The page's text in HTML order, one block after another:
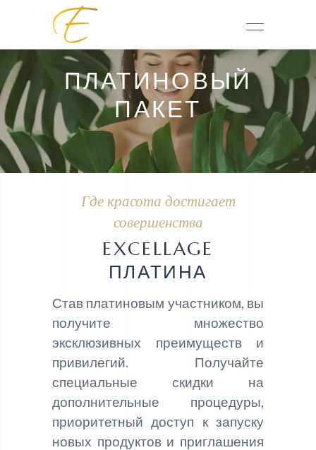
ПЛАТИНОВЫЙ
ПАКЕТ
Где красота достигает
совершенства
EXCELLAGE
ПЛАТИНА
Став платиновым участником, вы
получите множество
эксклюзивных преимуществ и
привилегий. Получайте
специальные скидки на
дополнительные процедуры,
приоритетный доступ к запуску
новых продуктов и приглашения